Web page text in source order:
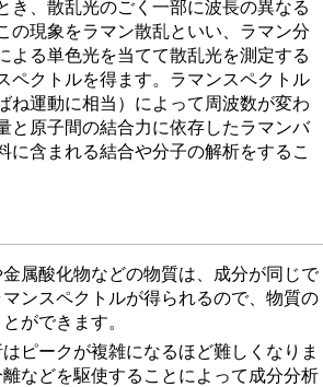
き、散乱光のごく一部に波長の異なる
の現象をラマン散乱といい、ラマン分
よる単色光を当てて散乱光を測定する
ペクトルを得ます。ラマンスペクトル
ね運動に相当）によって周波数が変わ
と原子間の結合力に依存したラマンバ
に含まれる結合や分子の解析をするこ
属酸化物などの物質は、成分が同じで
ンスペクトルが得られるので、物質の
ができます。
ピークが複雑になるほど難しくなりま
などを駆使することによって成分分析